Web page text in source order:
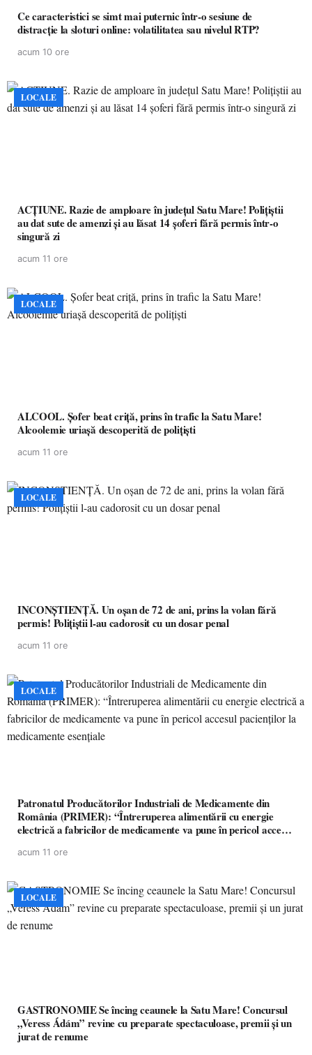
Ce caracteristici se simt mai puternic într-o sesiune de
distracție la sloturi online: volatilitatea sau nivelul RTP?
acum 10 ore
LOCALE
ACȚIUNE. Razie de amploare în județul Satu Mare! Polițiștii
au dat sute de amenzi și au lăsat 14 șoferi fără permis într-o
singură zi
acum 11 ore
LOCALE
ALCOOL. Șofer beat criță, prins în trafic la Satu Mare!
Alcoolemie uriașă descoperită de polițiști
acum 11 ore
LOCALE
INCONȘTIENȚĂ. Un oșan de 72 de ani, prins la volan fără
permis! Polițiștii l-au cadorosit cu un dosar penal
acum 11 ore
LOCALE
Patronatul Producătorilor Industriali de Medicamente din
România (PRIMER): “Întreruperea alimentării cu energie
electrică a fabricilor de medicamente va pune în pericol accesul
acum 11 ore
LOCALE
GASTRONOMIE Se încing ceaunele la Satu Mare! Concursul
„Veress Ádám” revine cu preparate spectaculoase, premii și un
jurat de renume